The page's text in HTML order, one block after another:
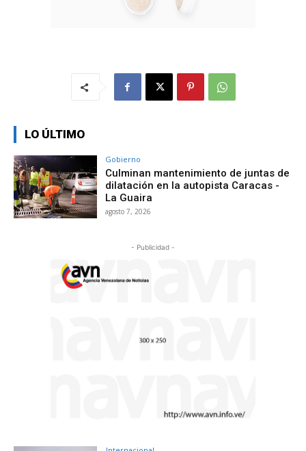
LO ÚLTIMO
Gobierno
Culminan mantenimiento de juntas de
dilatación en la autopista Caracas -
La Guaira
agosto 7, 2026
- Publicidad -